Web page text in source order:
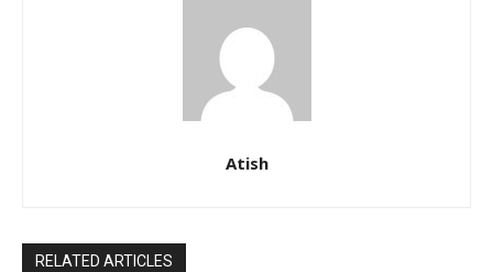
Atish
RELATED ARTICLES